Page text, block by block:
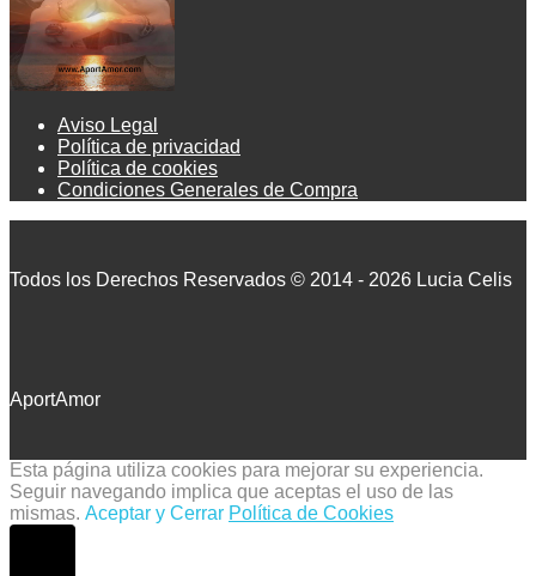
Aviso Legal
Política de privacidad
Política de cookies
Condiciones Generales de Compra
Todos los Derechos Reservados © 2014 - 2026 Lucia Celis
AportAmor
Esta página utiliza cookies para mejorar su experiencia.
Seguir navegando implica que aceptas el uso de las
mismas. Aceptar y Cerrar Política de Cookies